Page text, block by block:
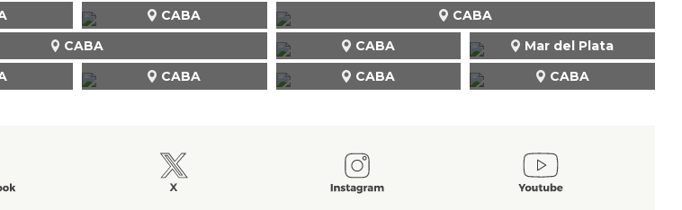
CABA
CABA
CABA CABA
Mar del Plata
CABA CABA CABA